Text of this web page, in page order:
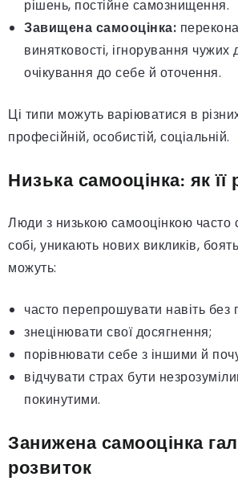
рішень, постійне самознищення.
Завищена самооцінка:
винятковості, ігнорування чужих
очікування до себе й оточення.
Ці типи можуть варіюватися в
професійній, особистій, соціальній.
Низька самооцінка: як її
Люди з низькою самооцінкою часто
собі, уникають нових викликів,
можуть:
часто перепрошувати навіть без
знецінювати свої досягнення;
порівнювати себе з іншими й
відчувати страх бути
покинутими.
Занижена самооцінка
розвиток